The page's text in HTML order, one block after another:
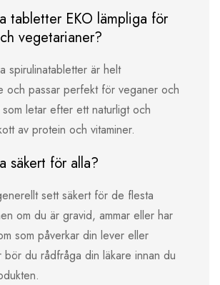
tabletter EKO lämpliga för
vegetarianer?
spirulinatabletter är helt
och passar perfekt för veganer och
letar efter ett naturligt och
av protein och vitaminer.
säkert för alla?
sett säkert för de flesta
om du är gravid, ammar eller har
som påverkar din lever eller
bör du rådfråga din läkare innan du